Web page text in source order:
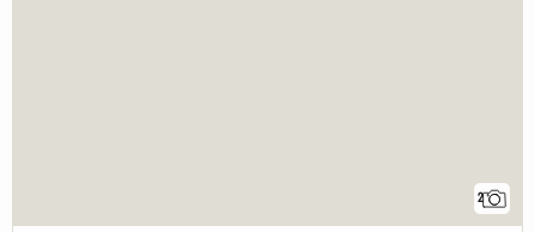
2